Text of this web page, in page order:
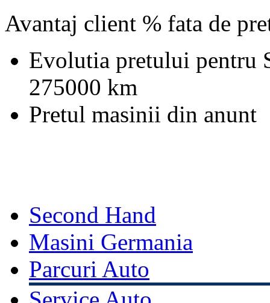
Avantaj client % fata de
Evolutia pretului pentru
275000 km
Pretul masinii din anunt
Second Hand
Masini Germania
Parcuri Auto